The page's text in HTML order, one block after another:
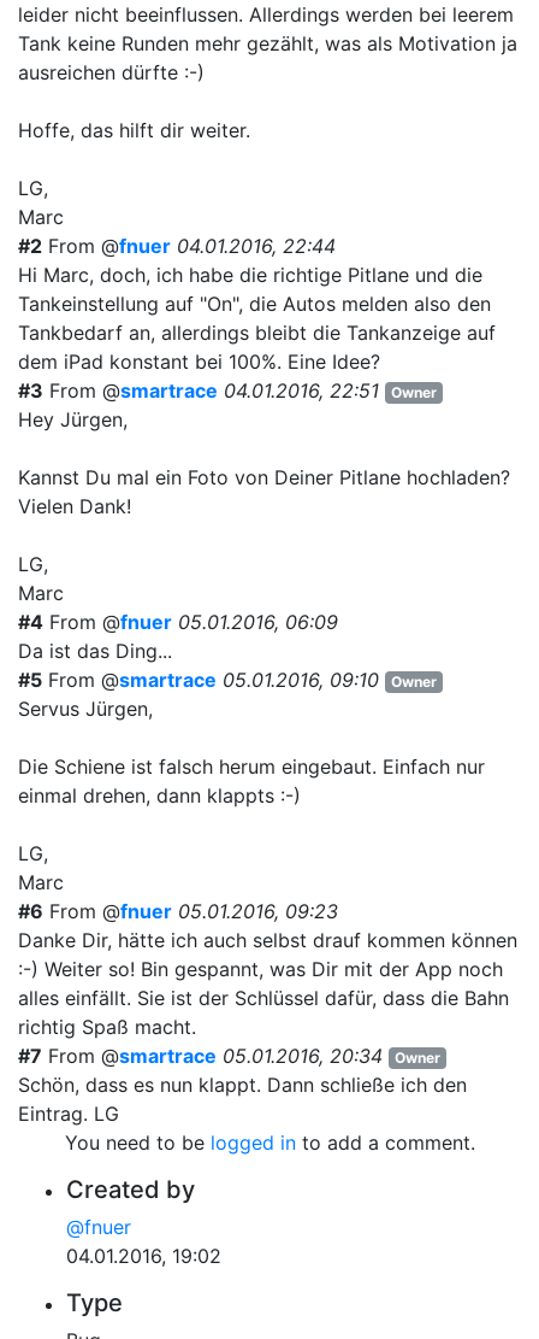
leider nicht beeinflussen. Allerdings werden bei leerem
Tank keine Runden mehr gezählt, was als Motivation ja
ausreichen dürfte :-)
Hoffe, das hilft dir weiter.
LG,
Marc
#2 From @fnuer 04.01.2016, 22:44
Hi Marc, doch, ich habe die richtige Pitlane und die
Tankeinstellung auf "On", die Autos melden also den
Tankbedarf an, allerdings bleibt die Tankanzeige auf
dem iPad konstant bei 100%. Eine Idee?
#3 From @smartrace 04.01.2016, 22:51 Owner
Hey Jürgen,
Kannst Du mal ein Foto von Deiner Pitlane hochladen?
Vielen Dank!
LG,
Marc
#4 From @fnuer 05.01.2016, 06:09
Da ist das Ding...
#5 From @smartrace 05.01.2016, 09:10 Owner
Servus Jürgen,
Die Schiene ist falsch herum eingebaut. Einfach nur
einmal drehen, dann klappts :-)
LG,
Marc
#6 From @fnuer 05.01.2016, 09:23
Danke Dir, hätte ich auch selbst drauf kommen können
:-) Weiter so! Bin gespannt, was Dir mit der App noch
alles einfällt. Sie ist der Schlüssel dafür, dass die Bahn
richtig Spaß macht.
#7 From @smartrace 05.01.2016, 20:34 Owner
Schön, dass es nun klappt. Dann schließe ich den
Eintrag. LG
You need to be logged into add a comment.
Created by
@fnuer
04.01.2016, 19:02
Type